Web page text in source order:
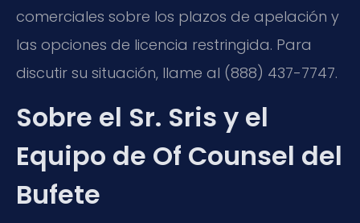
comerciales sobre los plazos de apelación y
las opciones de licencia restringida. Para
discutir su situación, llame al (888) 437-7747.
Sobre el Sr. Sris y el
Equipo de Of Counsel del
Bufete